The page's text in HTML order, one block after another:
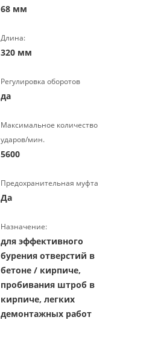
68 мм
Длина:
320 мм
Регулировка оборотов
да
Максимальное количество
ударов/мин.
5600
Предохранительная муфта
Да
Назначение:
для эффективного
бурения отверстий в
бетоне / кирпиче,
пробивания штроб в
кирпиче, легких
демонтажных работ